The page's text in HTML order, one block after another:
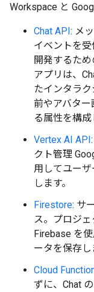
Workspace と
Chat API: メ
イベントを受
開発するた
アプリは、
たインタラ
前やアバター
る属性を構成
Vertex AI API
クト管理
用してユー
します。
Firestore: サ
ス。プロジェ
Firebase を
ータを保存し
Cloud
ずに、Chat